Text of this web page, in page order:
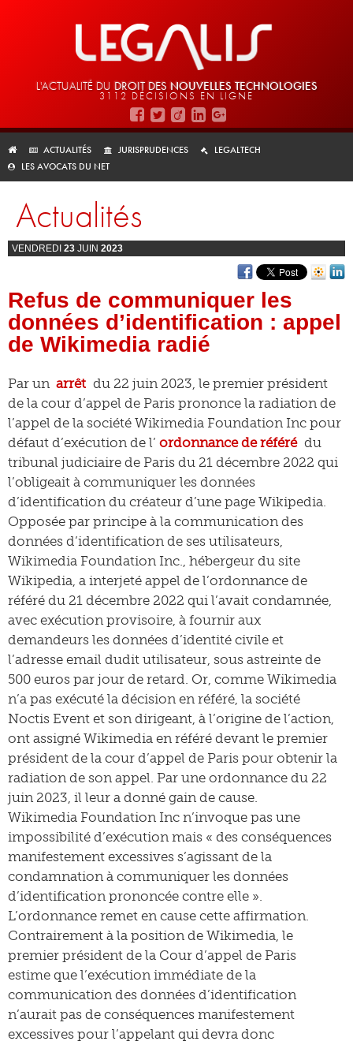
L'ACTUALITÉ DU DROIT DES NOUVELLES TECHNOLOGIES
3112 DÉCISIONS EN LIGNE
ACTUALITÉS JURISPRUDENCES
LEGALTECH
LES AVOCATS DU NET
Actualités
VENDREDI 23 JUIN 2023
Refus de communiquer les
données d’identification : appel
de Wikimedia radié
Par un arrêt du 22 juin 2023, le premier président
de la cour d’appel de Paris prononce la radiation de
l’appel de la société Wikimedia Foundation Inc pour
défaut d’exécution de l’ ordonnance de référé du
tribunal judiciaire de Paris du 21 décembre 2022 qui
l’obligeait à communiquer les données
d’identification du créateur d’une page Wikipedia.
Opposée par principe à la communication des
données d’identification de ses utilisateurs,
Wikimedia Foundation Inc., hébergeur du site
Wikipedia, a interjeté appel de l’ordonnance de
référé du 21 décembre 2022 qui l’avait condamnée,
avec exécution provisoire, à fournir aux
demandeurs les données d’identité civile et
l’adresse email dudit utilisateur, sous astreinte de
500 euros par jour de retard. Or, comme Wikimedia
n’a pas exécuté la décision en référé, la société
Noctis Event et son dirigeant, à l’origine de l’action,
ont assigné Wikimedia en référé devant le premier
président de la cour d’appel de Paris pour obtenir la
radiation de son appel. Par une ordonnance du 22
juin 2023, il leur a donné gain de cause.
Wikimedia Foundation Inc n’invoque pas une
impossibilité d’exécution mais « des conséquences
manifestement excessives s’agissant de la
condamnation à communiquer les données
d’identification prononcée contre elle ».
L’ordonnance remet en cause cette affirmation.
Contrairement à la position de Wikimedia, le
premier président de la Cour d’appel de Paris
estime que l’exécution immédiate de la
communication des données d’identification
n’aurait pas de conséquences manifestement
excessives pour l’appelant qui devra donc